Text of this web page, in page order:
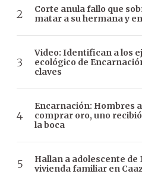
Corte anula fallo que
matar a su hermana y
Video: Identifican a los
ecológico de
claves
Encarnación: Hombres
comprar oro, uno
la boca
Hallan a adolescente de
vivienda familiar en